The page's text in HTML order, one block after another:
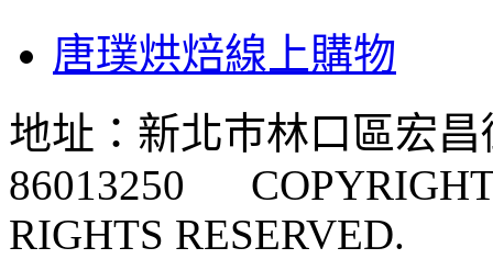
唐璞烘焙線上購物
地址：新北巿林口區宏
86013250
RIGHTS RESERVED.